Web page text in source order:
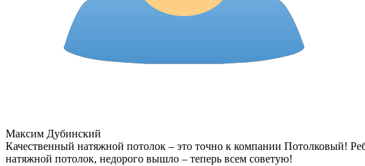
Максим Дубинский
Качественный натяжной потолок – это точно к компании Потолковый!
натяжной потолок, недорого вышло – теперь всем советую!